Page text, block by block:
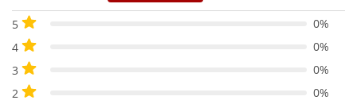
5
0%
4
0%
3
0%
2
0%